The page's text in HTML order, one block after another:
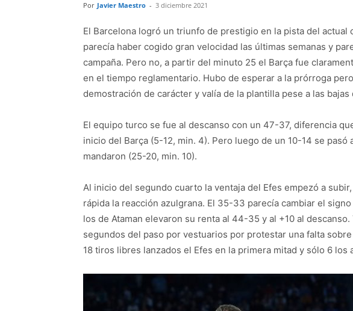
Por Javier Maestro - 3 diciembre 2021
El Barcelona logró un triunfo de prestigio en la pista del actual
parecía haber cogido gran velocidad las últimas semanas y
campaña. Pero no, a partir del minuto 25 el Barça fue
en el tiempo reglamentario. Hubo de esperar a la prórroga
demostración de carácter y valía de la plantilla pese a las
El equipo turco se fue al descanso con un 47-37, diferencia
inicio del Barça (5-12, min. 4). Pero luego de un 10-14 se pasó
mandaron (25-20, min. 10).
Al inicio del segundo cuarto la ventaja del Efes empezó a
rápida la reacción azulgrana. El 35-33 parecía cambiar el
los de Ataman elevaron su renta al 44-35 y al +10 al
segundos del paso por vestuarios por protestar una falta
18 tiros libres lanzados el Efes en la primera mitad y sólo 6 los